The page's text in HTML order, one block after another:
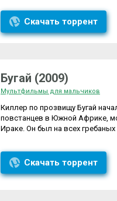
Скачать торрент
Бугай (2009)
Мультфильмы для мальчиков
Киллер по прозвищу Бугай
повстанцев в Южной Африке,
Ираке. Он был на всех
Скачать торрент